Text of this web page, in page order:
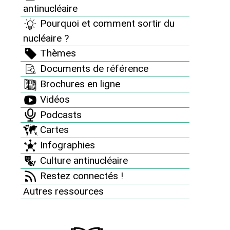
antinucléaire
Pourquoi et comment sortir du
nucléaire ?
Thèmes
Documents de référence
Brochures en ligne
Vidéos
Podcasts
Cartes
Infographies
Culture antinucléaire
Restez connectés !
Autres ressources
Geoffray, jeûneur
MENU
Campagnes et mobilisations 2005
Campagnes et mobilisations 2007
Campagnes et mobilisations 2008
Campagnes et mobilisations 2009
Campagnes et mobilisations 2010
27 avril - 7 mai 2010 : Jeûne-action